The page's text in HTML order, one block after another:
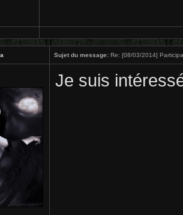
Sujet du message: Re: [08/03/2014]
Je suis